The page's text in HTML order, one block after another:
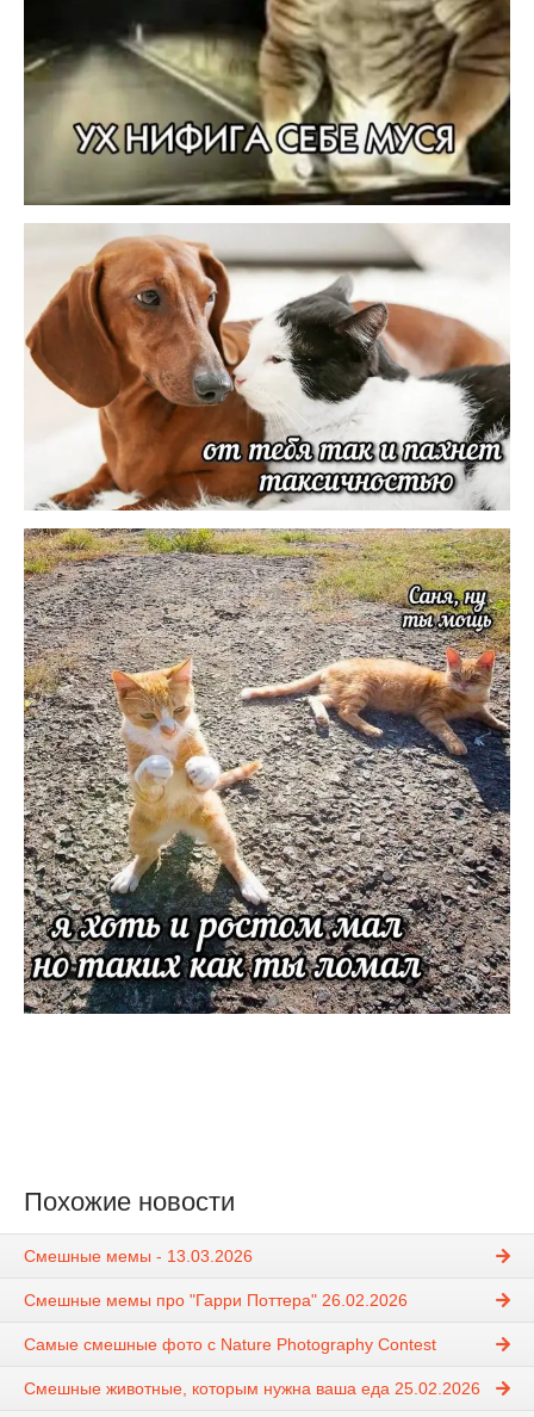
Похожие новости
Смешные мемы - 13.03.2026
Смешные мемы про "Гарри Поттера" 26.02.2026
Самые смешные фото с Nature Photography Contest
Смешные животные, которым нужна ваша еда 25.02.2026